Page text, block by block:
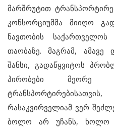
მარშრუტით
კონსორციუმმა მიიღო
ნავთობის საქართველოს
თაობაზე. მაგრამ,
შანსი, გადაწყვიტოს
პირობები მეორე
რასაკვირველიამ ვერ
ბოლო არ უჩანს, ხოლო